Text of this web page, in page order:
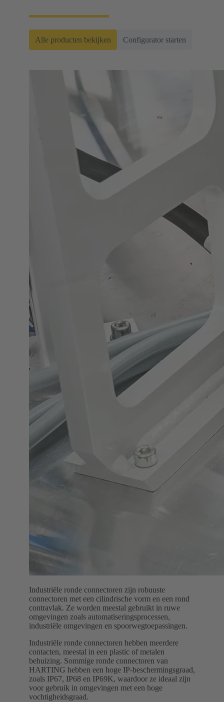
Alle producten bekijken Configurator starten
Industriële ronde connectoren zijn robuuste
connectoren met een cilindrische vorm en een rond
contravlak. Ze worden meestal gebruikt in ruwe
omgevingen zoals automatiseringsprocessen,
industriële omgevingen en spoorwegtoepassingen.
Industriële ronde connectoren hebben meerdere
contacten, meestal in een plastic of metalen
behuizing. Sommige ronde connectoren van
HARTING hebben een hoge IP-beschermingsgraad,
zoals IP67, IP68 en IP69K, waardoor ze ideaal zijn
voor gebruik in omgevingen met een hoge
vochtigheidsgraad.